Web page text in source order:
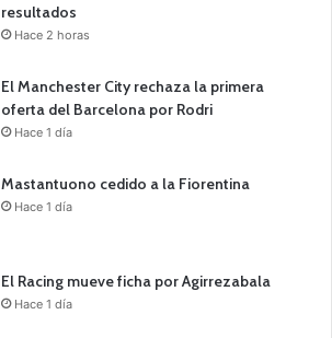
resultados
Hace 2 horas
El Manchester City rechaza la primera
oferta del Barcelona por Rodri
Hace 1 día
Mastantuono cedido a la Fiorentina
Hace 1 día
El Racing mueve ficha por Agirrezabala
Hace 1 día